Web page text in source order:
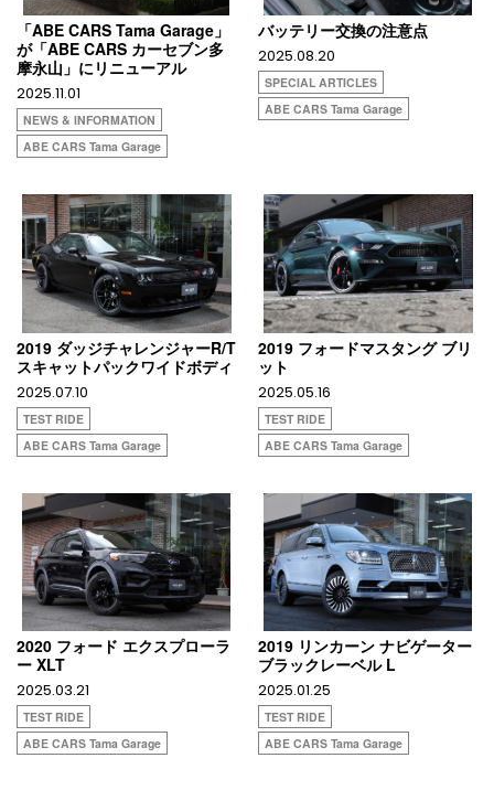
「ABE CARS Tama Garage」
が「ABE CARS カーセブン多
摩永山」にリニューアル
2025.11.01
NEWS & INFORMATION
ABE CARS Tama Garage
バッテリー交換の注意点
2025.08.20
SPECIAL ARTICLES
ABE CARS Tama Garage
2019 ダッジチャレンジャーR/T
スキャットパックワイドボディ
2025.07.10
TEST RIDE
ABE CARS Tama Garage
2019 フォードマスタング ブリ
ット
2025.05.16
TEST RIDE
ABE CARS Tama Garage
2020 フォード エクスプローラ
ー XLT
2025.03.21
TEST RIDE
ABE CARS Tama Garage
2019 リンカーン ナビゲーター
ブラックレーベル L
2025.01.25
TEST RIDE
ABE CARS Tama Garage